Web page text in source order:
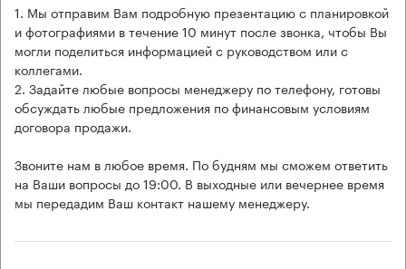
1. Мы отправим Вам подробную презентацию с планировкой
и фотографиями в течение 10 минут после звонка, чтобы Вы
могли поделиться информацией с руководством или с
коллегами.
2. Задайте любые вопросы менеджеру по телефону, готовы
обсуждать любые предложения по финансовым условиям
договора продажи.
Звоните нам в любое время. По будням мы сможем ответить
на Ваши вопросы до 19:00. В выходные или вечернее время
мы передадим Ваш контакт нашему менеджеру.